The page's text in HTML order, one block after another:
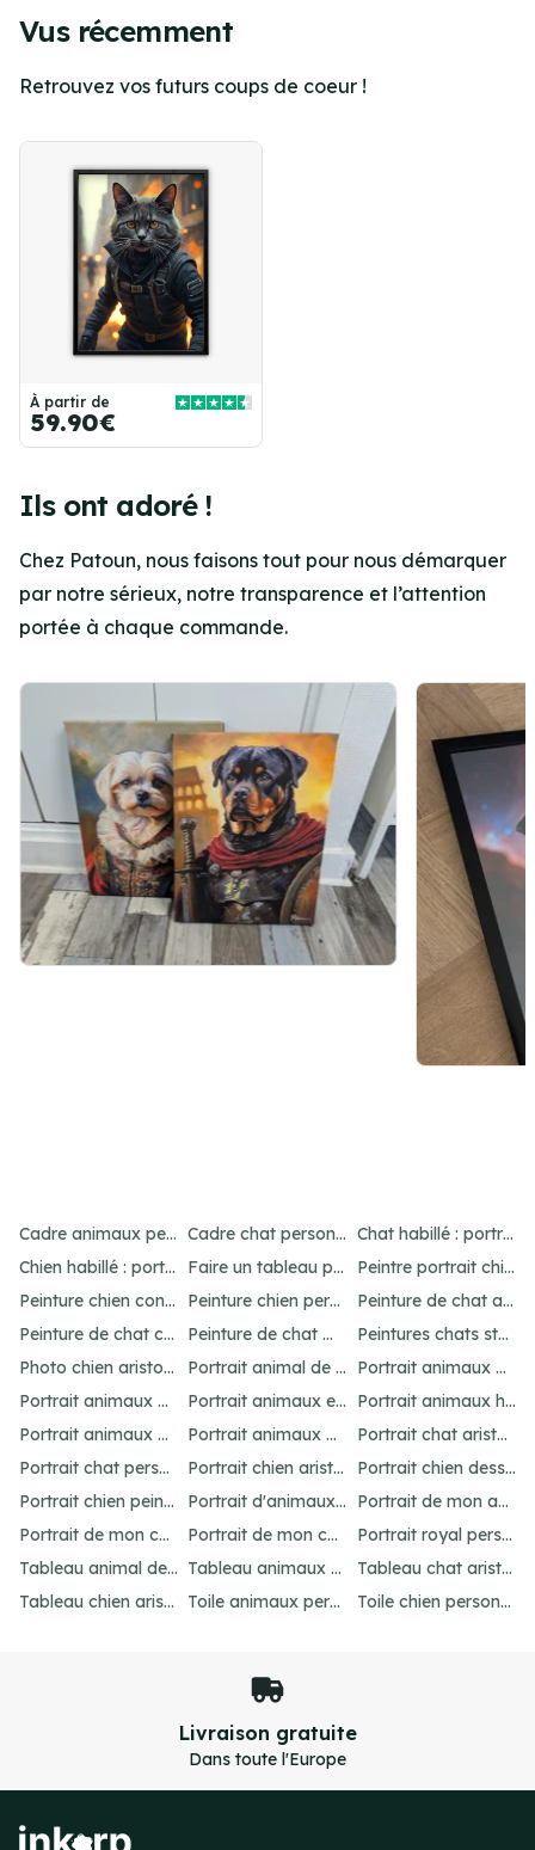
Vus récemment
Retrouvez vos futurs coups de coeur !
À partir de
59.90€
Ils ont adoré !
Chez Patoun, nous faisons tout pour nous démarquer
par notre sérieux, notre transparence et l’attention
portée à chaque commande.
Cadre animaux personnalisé : créez un portrait unique Cadre chat personnalisé : créez un portrait unique
Chat habillé : portraits amusants et uniques
Chien habillé : portraits amusants et uniques
Faire un tableau personnalisé de son chien : idées et options
Peintre portrait chien : personnalisez votre animal
Peinture chien contemporain : personnalisez votre art
Peinture chien personnalisé : créez un chef-d'œuvre unique
Peinture de chat abstrait : idées pour un portrait unique
Peinture de chat connue : inspirations célèbres
Peinture de chat moderne : idées et inspirations uniques
Peintures chats stylisés : idées originales
Photo chien aristocrate : un portrait original
Portrait animal de compagnie : votre guide personnalisé
Portrait animaux aquarelle personnalisé
Portrait animaux dessin : personnalisez votre œuvre
Portrait animaux en costume : offrez un cadeau unique
Portrait animaux humanisés : idées et inspirations uniques
Portrait animaux peinture : créez un chef-d'œuvre unique
Portrait animaux personnalisé : l'art unique
Portrait chat aristocrate : un cadeau personnalisé
Portrait chat personnalisé : idées et options uniques
Portrait chien aristocrate : un cadeau personnalisé
Portrait chien dessin : personnalisez votre œuvre
Portrait chien peinture : personnalisez votre chef-d'œuvre
Portrait d'animaux d'après photo : idées uniques et originales
Portrait de mon animal : personnalisation unique
Portrait de mon chat : idées et options originales
Portrait de mon chien : idées et options originales
Portrait royal personnalisé : offrez un tableau unique
Tableau animal de compagnie : idées créatives et amusantes
Tableau animaux habillés : personnalisez votre portrait
Tableau chat aristocrate : un cadeau raffiné
Tableau chien aristocrate : offrez un cadeau unique
Toile animaux personnalisé : créez un chef-d'œuvre unique Toile chien personnalisé : créez votre chef-d'œuvre unique
Paiement sécurisé
Transactions 100% sécurisées